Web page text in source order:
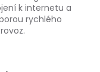
k internetu a
rychlého